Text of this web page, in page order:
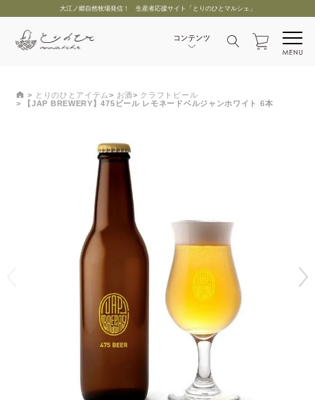
大江ノ郷自然牧場発信！ 生産者応援サイト「とりのひとマルシェ」
とりのひとアイテム お酒
クラフトビール
【JAP BREWERY】475ビール レモネードベルジャンホワイト 6本